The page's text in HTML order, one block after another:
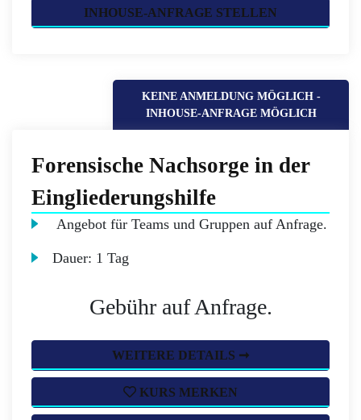
INHOUSE-ANFRAGE STELLEN
KEINE ANMELDUNG MÖGLICH -
INHOUSE-ANFRAGE MÖGLICH
Forensische Nachsorge in der
Eingliederungshilfe
Angebot für Teams und Gruppen auf Anfrage.
Dauer: 1 Tag
Gebühr auf Anfrage.
WEITERE DETAILS ➞
KURS MERKEN